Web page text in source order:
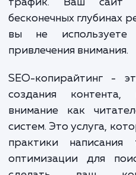
сталкиваются с
отсутствием
бесконечных
вы не
SEO-копирайтинг
создания